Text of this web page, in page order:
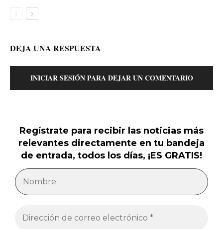
DEJA UNA RESPUESTA
INICIAR SESIÓN PARA DEJAR UN COMENTARIO
Regístrate para recibir las noticias más
relevantes directamente en tu bandeja
de entrada, todos los días, ¡ES GRATIS!